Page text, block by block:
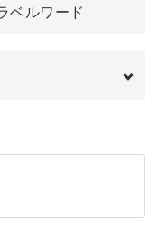
ベルワード